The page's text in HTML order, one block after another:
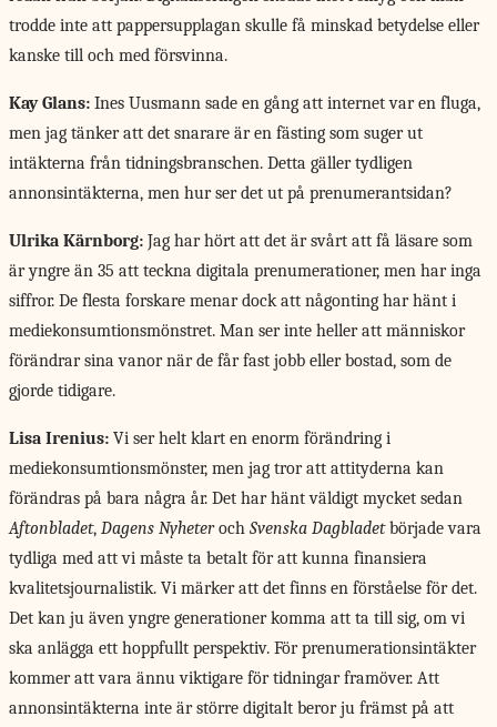
trodde inte att pappersupplagan skulle få minskad betydelse eller
kanske till och med försvinna.
Kay Glans: Ines Uusmann sade en gång att internet var en fluga,
men jag tänker att det snarare är en fästing som suger ut
intäkterna från tidningsbranschen. Detta gäller tydligen
annonsintäkterna, men hur ser det ut på prenumerantsidan?
Ulrika Kärnborg: Jag har hört att det är svårt att få läsare som
är yngre än 35 att teckna digitala prenumerationer, men har inga
siffror. De flesta forskare menar dock att någonting har hänt i
mediekonsumtionsmönstret. Man ser inte heller att människor
förändrar sina vanor när de får fast jobb eller bostad, som de
gjorde tidigare.
Lisa Irenius: Vi ser helt klart en enorm förändring i
mediekonsumtionsmönster, men jag tror att attityderna kan
förändras på bara några år. Det har hänt väldigt mycket sedan
Aftonbladet, Dagens Nyheteroch Svenska Dagbladetbörjade vara
tydliga med att vi måste ta betalt för att kunna finansiera
kvalitetsjournalistik. Vi märker att det finns en förståelse för det.
Det kan ju även yngre generationer komma att ta till sig, om vi
ska anlägga ett hoppfullt perspektiv. För prenumerationsintäkter
kommer att vara ännu viktigare för tidningar framöver. Att
annonsintäkterna inte är större digitalt beror ju främst på att